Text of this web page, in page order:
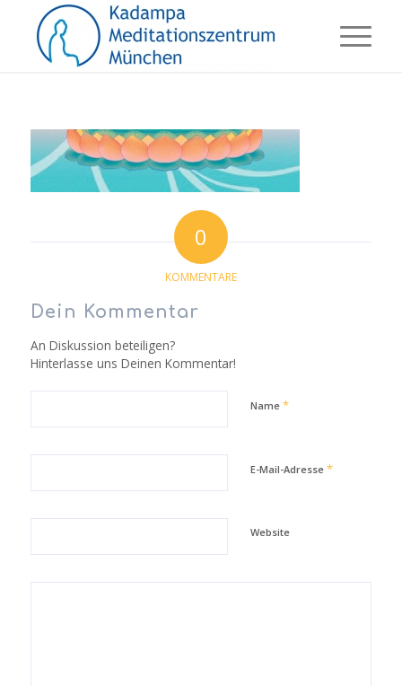
0
KOMMENTARE
Dein Kommentar
An Diskussion beteiligen?
Hinterlasse uns Deinen Kommentar!
Name *
E-Mail-Adresse *
Website